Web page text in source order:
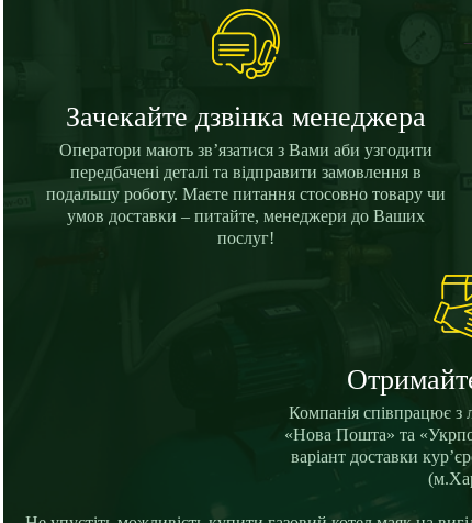
Зачекайте дзвінка менеджера
Оператори мають зв’язатися з Вами аби узгодити
передбачені деталі та відправити замовлення в
подальшу роботу. Маєте питання стосовно товару чи
умов доставки – питайте, менеджери до Ваших
послуг!
Компанія співпрацює з
«Нова Пошта» та
варіант доставки